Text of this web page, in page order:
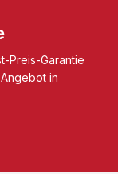
Preis-Garantie
in